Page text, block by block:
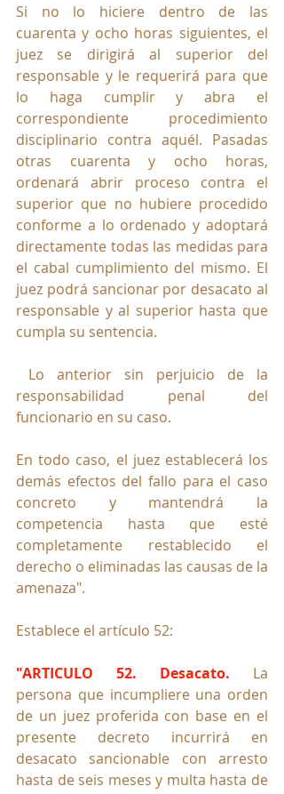
Si no lo hiciere dentro de las
cuarenta y ocho horas siguientes, el
juez se dirigirá al superior del
responsable y le requerirá para que
lo haga cumplir y abra el
correspondiente procedimiento
disciplinario contra aquél. Pasadas
otras cuarenta y ocho horas,
ordenará abrir proceso contra el
superior que no hubiere procedido
conforme a lo ordenado y adoptará
directamente todas las medidas para
el cabal cumplimiento del mismo. El
juez podrá sancionar por desacato al
responsable y al superior hasta que
cumpla su sentencia.
Lo anterior sin perjuicio de la
responsabilidad penal del
funcionario en su caso.
En todo caso, el juez establecerá los
demás efectos del fallo para el caso
concreto y mantendrá la
competencia hasta que esté
completamente restablecido el
derecho o eliminadas las causas de la
amenaza".
Establece el artículo 52:
"ARTICULO 52. Desacato. La
persona que incumpliere una orden
de un juez proferida con base en el
presente decreto incurrirá en
desacato sancionable con arresto
hasta de seis meses y multa hasta de